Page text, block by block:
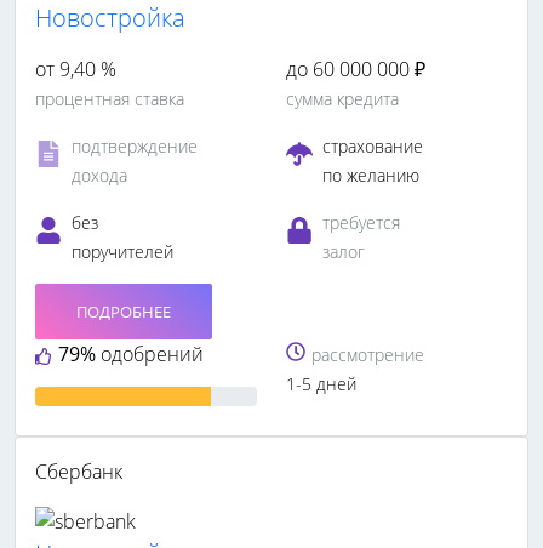
Новостройка
от 9,40 %
процентная ставка
до 60 000 000 ₽
сумма кредита
подтверждение
дохода
страхование
по желанию
без
поручителей
требуется
залог
79% одобрений
ПОДРОБНЕЕ
рассмотрение
1-5 дней
Сбербанк